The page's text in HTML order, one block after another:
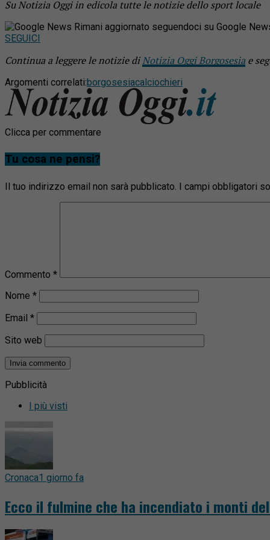
Su Notizia Oggi in edicola tutte le notizie dello sport locale
Rimani aggiornato seguendoci su Google
SEGUICI
Continua a leggere le notizie diNotizia Oggi Borgosesia e
Argomenti correlati:borgosesiacalciochieri
Clicca per commentare
Tu cosa ne pensi?
Il tuo indirizzo email non sarà pubblicato. I campi obbligatori
Commento *
Nome *
Email *
Sito web
Pubblicità
I più visti
Cronaca1 giorno fa
Ecco il fulmine che ha incendiato i monti